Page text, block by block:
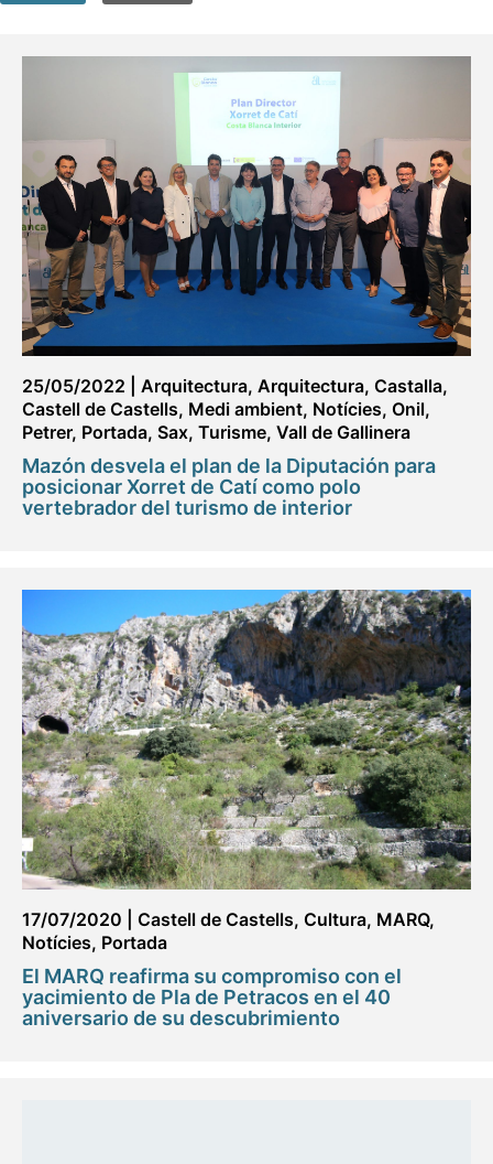
25/05/2022 Arquitectura, Arquitectura, Castalla,
Castell de Castells, Medi ambient, Notícies, Onil,
Petrer, Portada, Sax, Turisme, Vall de Gallinera
Mazón desvela el plan de la Diputación para
posicionar Xorret de Catí como polo
vertebrador del turismo de interior
17/07/2020 Castell de Castells, Cultura, MARQ,
Notícies, Portada
El MARQ reafirma su compromiso con el
yacimiento de Pla de Petracos en el 40
aniversario de su descubrimiento